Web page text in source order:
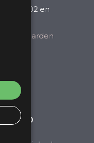
en
Voorwaarden